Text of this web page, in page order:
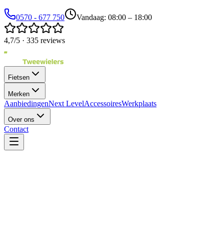
0570 - 677 750 Vandaag: 08:00 – 18:00
4,7/5 · 335 reviews
Fietsen
Merken
AanbiedingenNext LevelAccessoiresWerkplaats
Over ons
Contact